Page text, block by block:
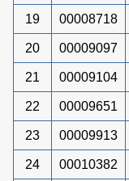
19 00008718
20 00009097
21 00009104
22 00009651
23 00009913
24 00010382